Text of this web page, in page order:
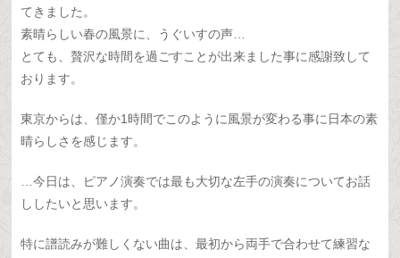
てきました。
素晴らしい春の風景に、うぐいすの声…
とても、贅沢な時間を過ごすことが出来ました事に感謝致して
おります。
東京からは、僅か1時間でこのように風景が変わる事に日本の素
晴らしさを感じます。
…今日は、ピアノ演奏では最も大切な左手の演奏についてお話
ししたいと思います。
特に譜読みが難しくない曲は、最初から両手で合わせて練習な